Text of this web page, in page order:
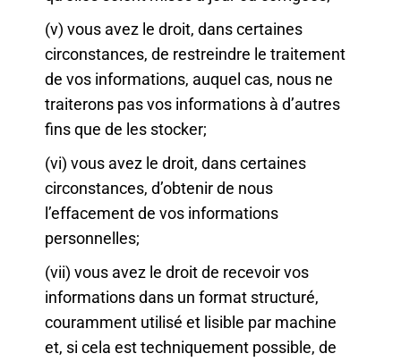
(v) vous avez le droit, dans certaines
circonstances, de restreindre le traitement
de vos informations, auquel cas, nous ne
traiterons pas vos informations à d’autres
fins que de les stocker;
(vi) vous avez le droit, dans certaines
circonstances, d’obtenir de nous
l’effacement de vos informations
personnelles;
(vii) vous avez le droit de recevoir vos
informations dans un format structuré,
couramment utilisé et lisible par machine
et, si cela est techniquement possible, de